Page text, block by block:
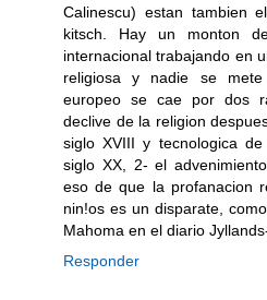
Calinescu) estan tambien
kitsch. Hay un monton
internacional trabajando en
religiosa y nadie se
europeo se cae por dos
declive de la religion
siglo XVIII y tecnologica
siglo XX, 2- el
eso de que la profanacion
nin!os es un disparate,
Mahoma en el diario
Responder